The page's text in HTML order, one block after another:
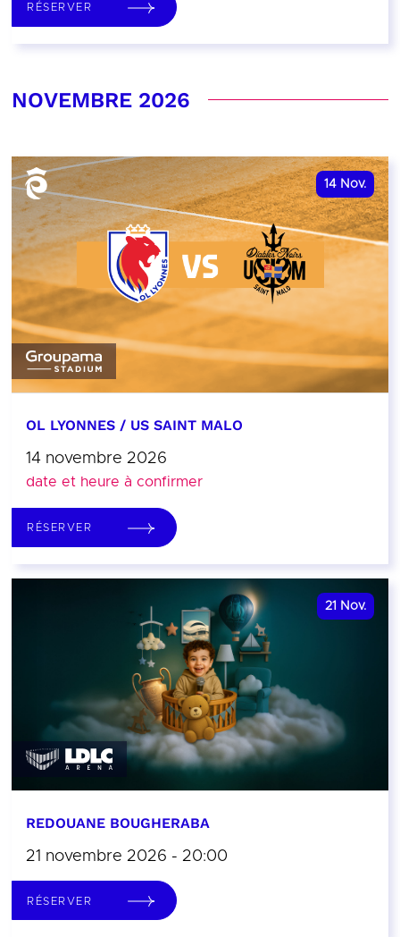
RÉSERVER
NOVEMBRE 2026
14 Nov.
OL LYONNES / US SAINT MALO
14 novembre 2026
date et heure à confirmer
RÉSERVER
21 Nov.
REDOUANE BOUGHERABA
21 novembre 2026 - 20:00
RÉSERVER